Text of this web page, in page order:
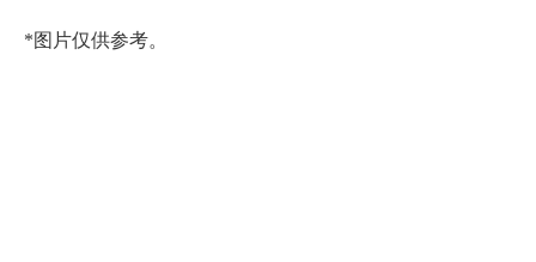
*图片仅供参考。